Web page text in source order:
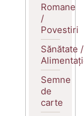
Romane
/
Povestiri
Sănătate /
Semne
de
carte